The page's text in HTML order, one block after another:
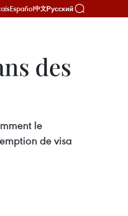
Español中文Русский
des
le
de visa